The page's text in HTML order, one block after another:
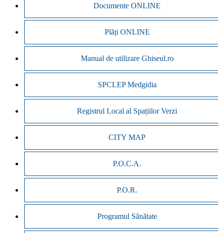
Documente ONLINE
Plăți ONLINE
Manual de utilizare Ghiseul.ro
SPCLEP Medgidia
Registrul Local al Spațiilor Verzi
CITY MAP
P.O.C.A.
P.O.R.
Programul Sănătate